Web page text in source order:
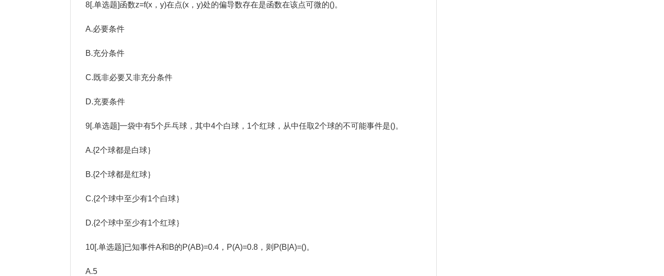
8[.单选题]函数z=f(x，y)在点(x，y)处的偏导数存在是函数在该点可微的()。
A.必要条件
B.充分条件
C.既非必要又非充分条件
D.充要条件
9[.单选题]一袋中有5个乒乓球，其中4个白球，1个红球，从中任取2个球的不可能事件是()。
A.{2个球都是白球｝
B.{2个球都是红球｝
C.{2个球中至少有1个白球｝
D.{2个球中至少有1个红球｝
10[.单选题]已知事件A和B的P(AB)=0.4，P(A)=0.8，则P(B|A)=()。
A.5